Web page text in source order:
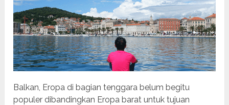
Balkan, Eropa di bagian tenggara belum begitu
populer dibandingkan Eropa barat untuk tujuan